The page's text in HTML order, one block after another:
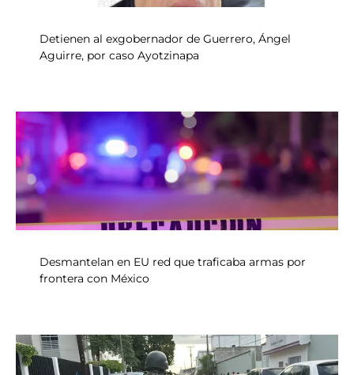
Detienen al exgobernador de Guerrero, Ángel
Aguirre, por caso Ayotzinapa
Desmantelan en EU red que traficaba armas por
frontera con México